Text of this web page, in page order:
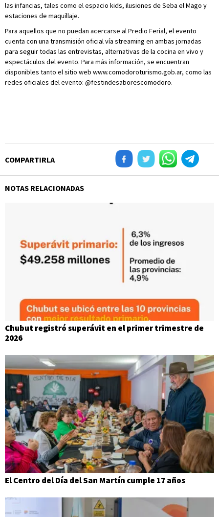
las infancias, tales como el espacio kids, ilusiones de Seba el Mago y
estaciones de maquillaje.
Para aquellos que no puedan acercarse al Predio Ferial, el evento
cuenta con una transmisión oficial vía streaming en ambas jornadas
para seguir todas las entrevistas, alternativas de la cocina en vivo y
espectáculos del evento. Para más información, se encuentran
disponibles tanto el sitio web www.comodoroturismo.gob.ar, como las
redes oficiales del evento: @festindesaborescomodoro.
COMPARTIRLA
NOTAS RELACIONADAS
Chubut registró superávit en el primer trimestre de
2026
El Centro del Día del San Martín cumple 17 años